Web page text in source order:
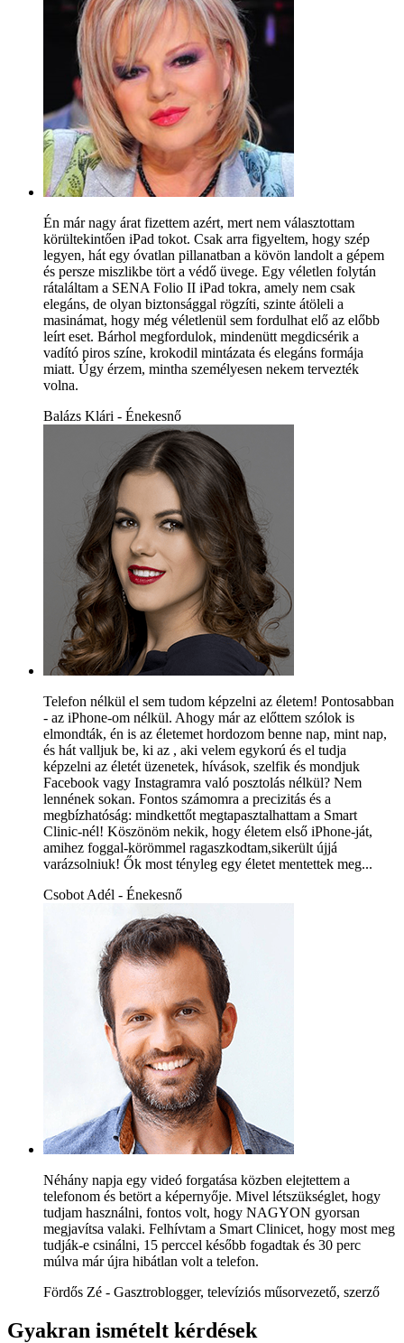
Én már nagy árat fizettem azért, mert nem választottam
körültekintően iPad tokot. Csak arra figyeltem, hogy szép
legyen, hát egy óvatlan pillanatban a kövön landolt a gépem
és persze miszlikbe tört a védő üvege. Egy véletlen folytán
rátaláltam a SENA Folio II iPad tokra, amely nem csak
elegáns, de olyan biztonsággal rögzíti, szinte átöleli a
masinámat, hogy még véletlenül sem fordulhat elő az előbb
leírt eset. Bárhol megfordulok, mindenütt megdicsérik a
vadító piros színe, krokodil mintázata és elegáns formája
miatt. Úgy érzem, mintha személyesen nekem tervezték
volna.
Balázs Klári - Énekesnő
Telefon nélkül el sem tudom képzelni az életem! Pontosabban
- az iPhone-om nélkül. Ahogy már az előttem szólok is
elmondták, én is az életemet hordozom benne nap, mint nap,
és hát valljuk be, ki az , aki velem egykorú és el tudja
képzelni az életét üzenetek, hívások, szelfik és mondjuk
Facebook vagy Instagramra való posztolás nélkül? Nem
lennének sokan. Fontos számomra a precizitás és a
megbízhatóság: mindkettőt megtapasztalhattam a Smart
Clinic-nél! Köszönöm nekik, hogy életem első iPhone-ját,
amihez foggal-körömmel ragaszkodtam,sikerült újjá
varázsolniuk! Ők most tényleg egy életet mentettek meg...
Csobot Adél - Énekesnő
Néhány napja egy videó forgatása közben elejtettem a
telefonom és betört a képernyője. Mivel létszükséglet, hogy
tudjam használni, fontos volt, hogy NAGYON gyorsan
megjavítsa valaki. Felhívtam a Smart Clinicet, hogy most meg
tudják-e csinálni, 15 perccel később fogadtak és 30 perc
múlva már újra hibátlan volt a telefon.
Fördős Zé - Gasztroblogger, televíziós műsorvezető, szerző
Gyakran ismételt kérdések